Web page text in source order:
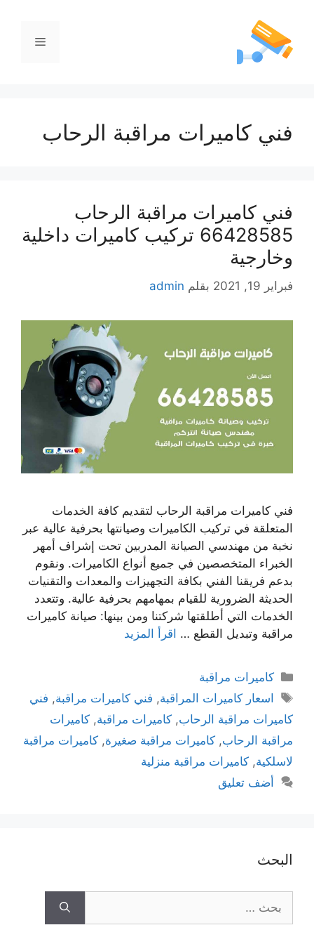
فني كاميرات مراقبة الرحاب
فني كاميرات مراقبة الرحاب
66428585 تركيب كاميرات داخلية
وخارجية
فبراير 19, 2021 بقلم admin
فني كاميرات مراقبة الرحاب لتقديم كافة الخدمات
المتعلقة في تركيب الكاميرات وصيانتها بحرفية عالية عبر
نخبة من مهندسي الصيانة المدربين تحت إشراف أمهر
الخبراء المتخصصين في جميع أنواع الكاميرات. ونقوم
بدعم فريقنا الفني بكافة التجهيزات والمعدات والتقنيات
الحديثة الضرورية للقيام بمهامهم بحرفية عالية. وتتعدد
الخدمات التي أطلقتها شركتنا ومن بينها: صيانة كاميرات
مراقبة وتبديل القطع … اقرأ المزيد
كاميرات مراقبة
اسعار كاميرات المراقبة, فني كاميرات مراقبة, فني
كاميرات مراقبة الرحاب, كاميرات مراقبة, كاميرات
مراقبة الرحاب, كاميرات مراقبة صغيرة, كاميرات مراقبة
لاسلكية, كاميرات مراقبة منزلية
أضف تعليق
البحث